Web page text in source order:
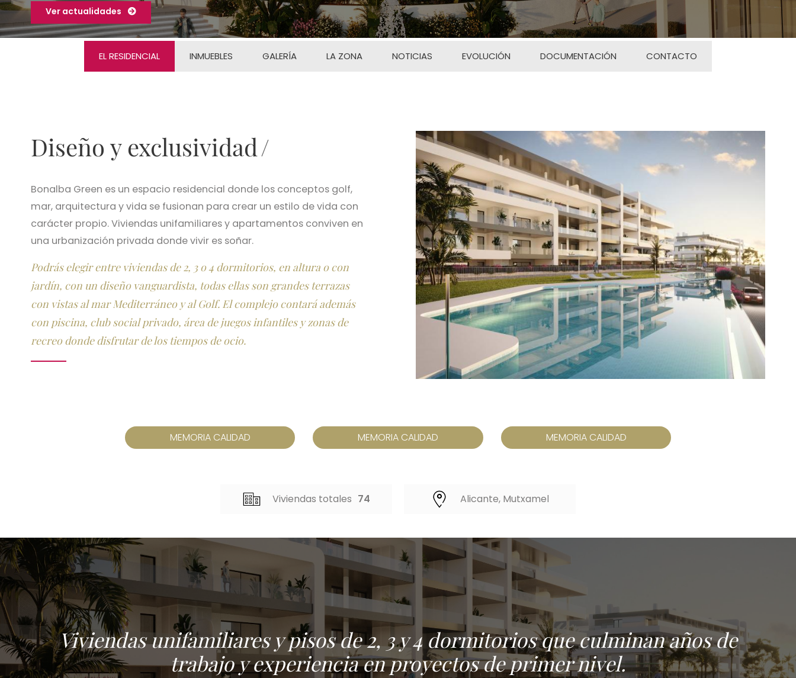
Ver actualidades
EL RESIDENCIAL INMUEBLES GALERÍA LA ZONA NOTICIAS EVOLUCIÓN DOCUMENTACIÓN CONTACTO
Diseño y exclusividad
Bonalba Green es un espacio residencial donde los conceptos golf,
mar, arquitectura y vida se fusionan para crear un estilo de vida con
carácter propio. Viviendas unifamiliares y apartamentos conviven en
una urbanización privada donde vivir es soñar.
Podrás elegir entre viviendas de 2, 3 o 4 dormitorios, en altura o con
jardín, con un diseño vanguardista, todas ellas son grandes terrazas
con vistas al mar Mediterráneo y al Golf. El complejo contará además
con piscina, club social privado, área de juegos infantiles y zonas de
recreo donde disfrutar de los tiempos de ocio.
Imagen
MEMORIA CALIDAD MEMORIA CALIDAD MEMORIA CALIDAD
Viviendas totales 74 Alicante, Mutxamel
Viviendas unifamiliares y pisos de 2, 3 y 4 dormitorios que culminan años de
trabajo y experiencia en proyectos de primer nivel.